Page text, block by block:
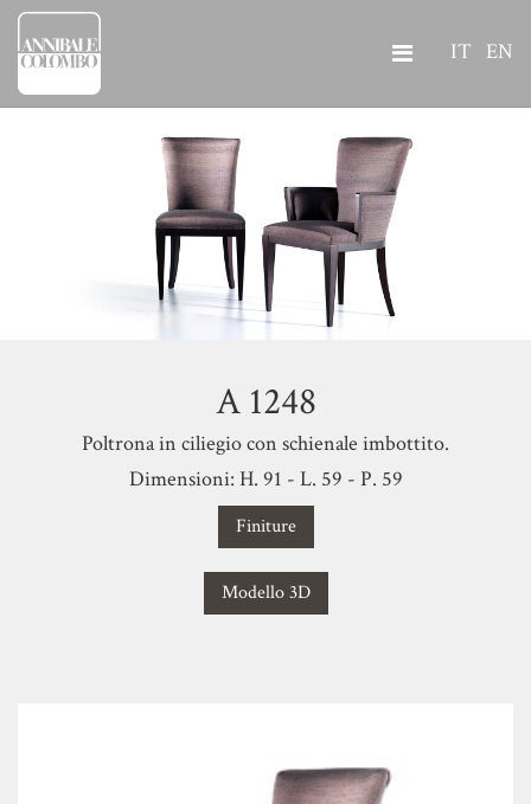
IT EN
A 1248
Poltrona in ciliegio con schienale imbottito.
Dimensioni: H. 91 - L. 59 - P. 59
Finiture
Modello 3D